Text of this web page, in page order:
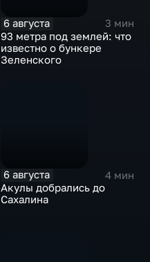
6 августа
3 мин
93 метра под землей: что
известно о бункере
Зеленского
6 августа
4 мин
Акулы добрались до
Сахалина